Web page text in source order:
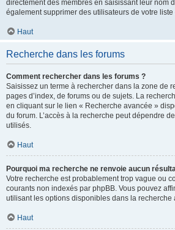
directement des membres en saisissant leur nom
également supprimer des utilisateurs de votre
Haut
Recherche dans les forums
Comment rechercher dans les forums ?
Saisissez un terme à rechercher dans la zone de
pages d’index, de forums ou de sujets. La
en cliquant sur le lien « Recherche avancée »
du forum. L’accès à la recherche peut dépendre
utilisés.
Haut
Pourquoi ma recherche ne renvoie aucun
Votre recherche est probablement trop vague ou
courants non indexés par phpBB. Vous pouvez
utilisant les options disponibles dans la recherche
Haut